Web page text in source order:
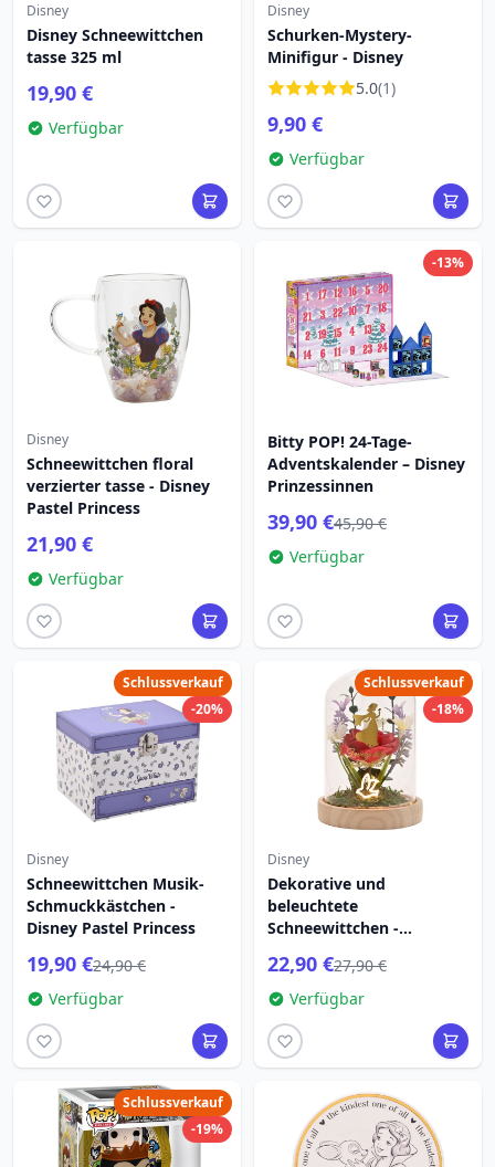
Disney
Disney Schneewittchen
tasse 325 ml
19,90 €
Verfügbar
Disney
Schurken-Mystery-
Minifigur - Disney
5.0(1)
9,90 €
Verfügbar
Disney
Schneewittchen floral
verzierter tasse - Disney
Pastel Princess
21,90 €
Verfügbar
-13%
Bitty POP! 24-Tage-
Adventskalender – Disney
Prinzessinnen
39,90 €45,90 €
Verfügbar
Schlussverkauf
-20%
Disney
Schneewittchen Musik-
Schmuckkästchen -
Disney Pastel Princess
19,90 €24,90 €
Verfügbar
Schlussverkauf
-18%
Disney
Dekorative und
beleuchtete
Schneewittchen -
Princess
22,90 €27,90 €
Verfügbar
Schlussverkauf
-19%